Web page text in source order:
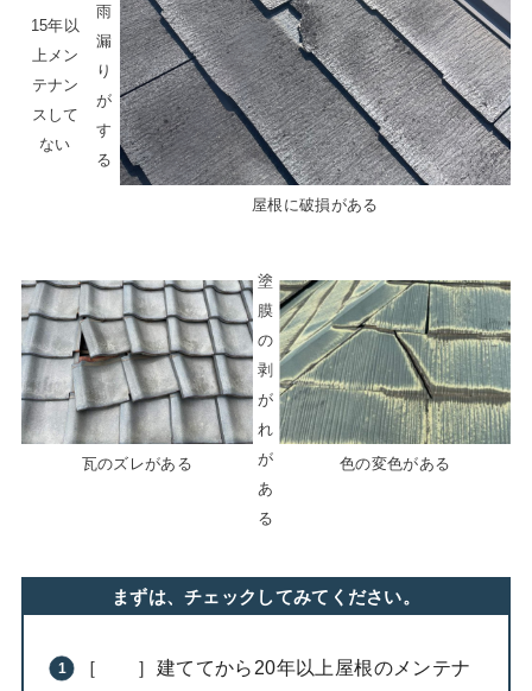
15年以
上メン
テナン
スして
ない
雨
漏
り
が
す
る
屋根に破損がある
瓦のズレがある
塗
膜
の
剥
が
れ
が
あ
る
色の変色がある
まずは、チェックしてみてください。
［ ］建ててから20年以上屋根のメンテナ